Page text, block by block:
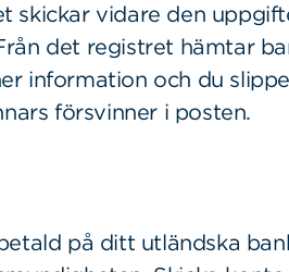
skickar vidare den
det registret hämtar
information och du
försvinner i posten.
på ditt utländska